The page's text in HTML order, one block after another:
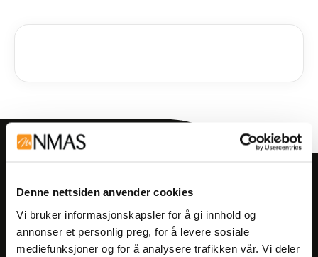
Denne nettsiden anvender cookies
Vi bruker informasjonskapsler for å gi innhold og
annonser et personlig preg, for å levere sosiale
mediefunksjoner og for å analysere trafikken vår. Vi deler
Meld deg på vårt nyhetsbrev!
arrangementer og kampanjer.